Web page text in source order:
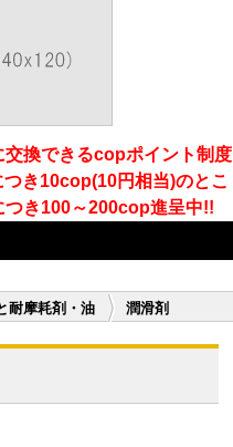
換できるcopポイント制度
き10cop(10円相当)のとこ
つき100～200cop進呈中!!
耐摩耗剤・油 潤滑剤